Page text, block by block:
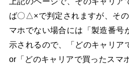
ば〇△×で判定されますが、そ
マホでない場合には「製造番号
示されるので、「どのキャリア
or「どのキャリアで買ったスマ